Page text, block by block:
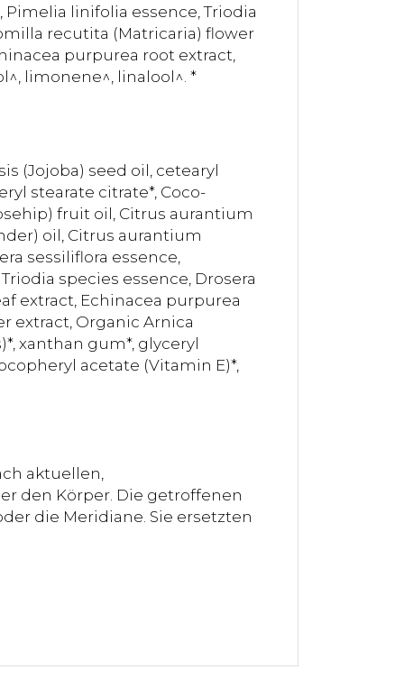
Pimelia linifolia essence, Triodia
recutita (Matricaria) flower
purpurea root extract,
limonene^, linalool^. *
(Jojoba) seed oil, cetearyl
stearate citrate*, Coco-
fruit oil, Citrus aurantium
oil, Citrus aurantium
sessiliflora essence,
species essence, Drosera
extract, Echinacea purpurea
extract, Organic Arnica
xanthan gum*, glyceryl
acetate (Vitamin E)*,
aktuellen,
den Körper. Die getroffenen
die Meridiane. Sie ersetzten